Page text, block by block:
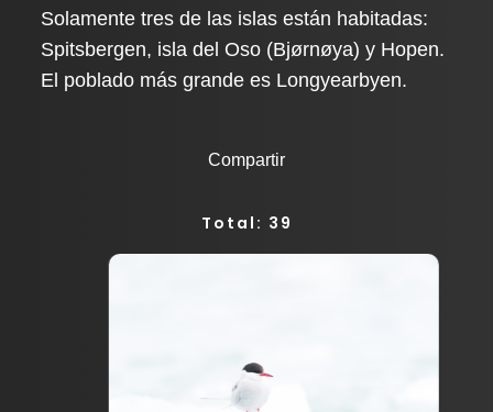
Solamente tres de las islas están habitadas:
Spitsbergen, isla del Oso (Bjørnøya) y Hopen.
El poblado más grande es Longyearbyen.
Compartir
Total: 39